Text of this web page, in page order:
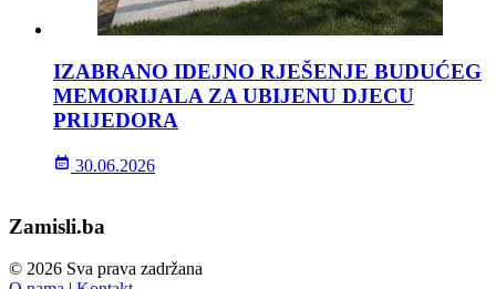
IZABRANO IDEJNO RJEŠENJE BUDUĆEG
MEMORIJALA ZA UBIJENU DJECU
PRIJEDORA
30.06.2026
Zamisli.ba
© 2026 Sva prava zadržana